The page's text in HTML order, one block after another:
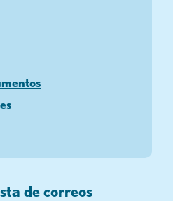
de correos